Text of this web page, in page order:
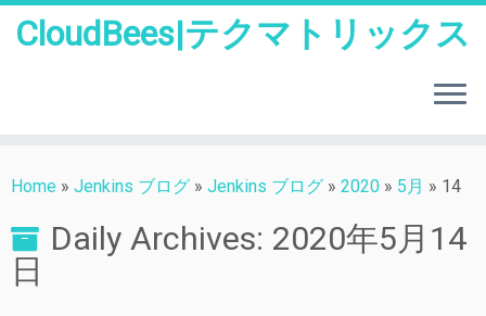
to
CloudBees|テクマトリックス
Home » Jenkins ブログ » Jenkins ブログ » 2020 » 5月 » 14
Daily Archives: 2020年5月14
日